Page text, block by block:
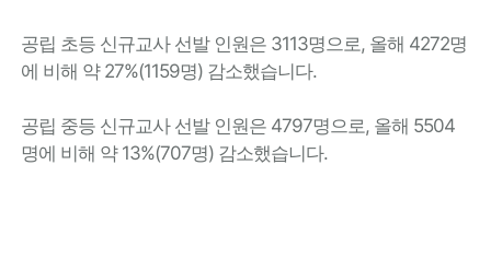
공립 초등 신규교사 선발 인원은 3113명으로, 올해 4272명
에 비해 약 27%(1159명) 감소했습니다.
공립 중등 신규교사 선발 인원은 4797명으로, 올해 5504
명에 비해 약 13%(707명) 감소했습니다.